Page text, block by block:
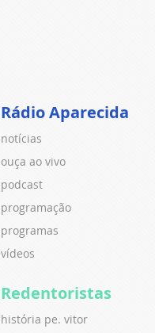
Rádio Aparecida
notícias
ouça ao vivo
podcast
programação
programas
vídeos
Redentoristas
história pe. vitor